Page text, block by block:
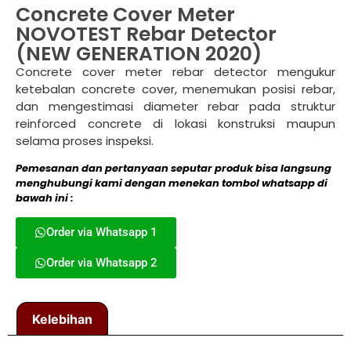
Concrete Cover Meter
NOVOTEST Rebar Detector
(NEW GENERATION 2020)
Concrete cover meter rebar detector mengukur
ketebalan concrete cover, menemukan posisi rebar,
dan mengestimasi diameter rebar pada struktur
reinforced concrete di lokasi konstruksi maupun
selama proses inspeksi.
Pemesanan dan pertanyaan seputar produk bisa langsung
menghubungi kami dengan menekan tombol whatsapp di
bawah ini :
Order via Whatsapp 1
Order via Whatsapp 2
Kelebihan